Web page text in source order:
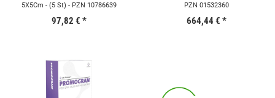
5X5Cm - (5 St) - PZN 10786639
97,82 € *
PZN 01532360
664,44 € *